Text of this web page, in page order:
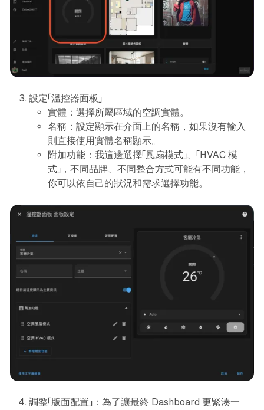
設定「溫控器面板」
實體：選擇所屬區域的空調實體。
名稱：設定顯示在介面上的名稱，如果沒有輸入
則直接使用實體名稱顯示。
附加功能：我這邊選擇「風扇模式」、「HVAC 模
式」，不同品牌、不同整合方式可能有不同功能，
你可以依自己的狀況和需求選擇功能。
調整「版面配置」：為了讓最終 Dashboard 更緊湊一